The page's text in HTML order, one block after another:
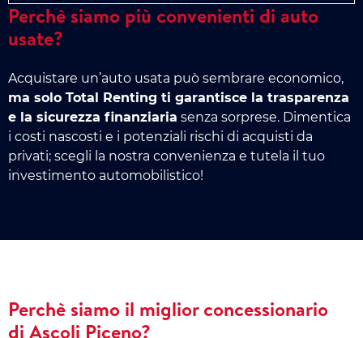
Perchè siamo più convenienti di auto
usate?
Acquistare un’auto usata può sembrare economico,
ma solo Total Renting ti garantisce la trasparenza
e la sicurezza finanziaria senza sorprese. Dimentica
i costi nascosti e i potenziali rischi di acquisti da
privati; scegli la nostra convenienza e tutela il tuo
investimento automobilistico!
Perchè siamo il miglior concessionario
di Ascoli Piceno?